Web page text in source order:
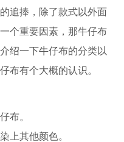
追捧，除了款式以外面
个重要因素，那牛仔布
绍一下牛仔布的分类以
布有个大概的认识。
布。
上其他颜色。